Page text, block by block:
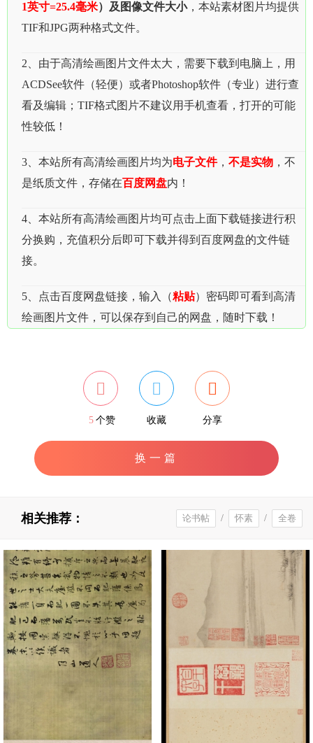
1英寸=25.4毫米）及图像文件大小，本站素材图片均提供
TIF和JPG两种格式文件。
2、由于高清绘画图片文件太大，需要下载到电脑上，用
ACDSee软件（轻便）或者Photoshop软件（专业）进行查
看及编辑；TIF格式图片不建议用手机查看，打开的可能
性较低！
3、本站所有高清绘画图片均为电子文件， 不是实物 ，不
是纸质文件，存储在百度网盘内！
4、本站所有高清绘画图片均可点击上面下载链接进行积
分换购，充值积分后即可下载并得到百度网盘的文件链
接。
5、点击百度网盘链接，输入（粘贴）密码即可看到高清
绘画图片文件，可以保存到自己的网盘，随时下载！
5 个赞 收藏 分享
换一篇
相关推荐： 全卷
/
怀素
/
论书帖